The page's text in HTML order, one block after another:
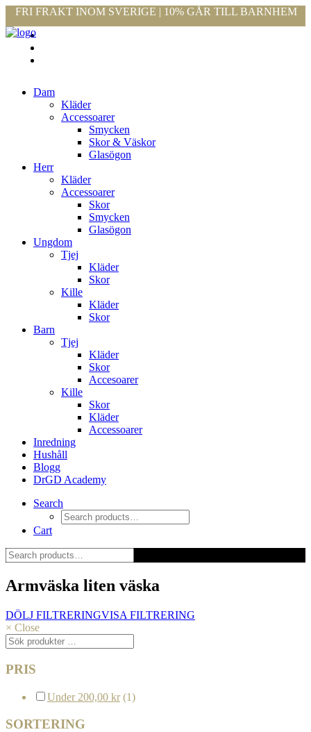
FRI FRAKT INOM SVERIGE | 10% GÅR TILL BARNHEM
Dam
Kläder
Accessoarer
Smycken
Skor & Väskor
Glasögon
Herr
Kläder
Accessoarer
Skor
Smycken
Glasögon
Ungdom
Tjej
Kläder
Skor
Kille
Kläder
Skor
Barn
Tjej
Kläder
Skor
Accesoarer
Kille
Skor
Kläder
Accessoarer
Inredning
Hushåll
Blogg
DrGD Academy
Search
Cart
Armväska liten väska
DÖLJ FILTRERINGVISA FILTRERING
× Close
Sök
efter:
PRIS
Under 200,00 kr (1)
SORTERING